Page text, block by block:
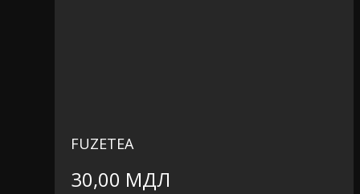
FUZETEA
30,00 МДЛ